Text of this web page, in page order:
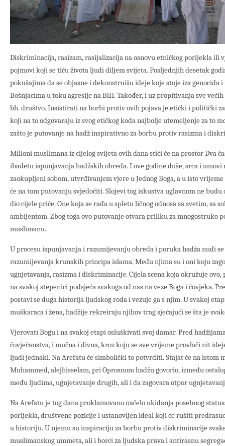
Diskriminacija, rasizam, rasijalizacija na osnovu etničkog porijekla ili
pojmovi koji se tiču života ljudi diljem svijeta. Posljednjih desetak
pokušajima da se objasne i dekonstruišu ideje koje stoje iza genocida
Bošnjacima u toku agresije na BiH. Također, i uz propitivanja sve
bh. društvo. Insistirati na borbi protiv ovih pojava je etički i politički
koji na to odgovaraju iz svog etičkog koda najbolje utemeljenje za to
zašto je putovanje na hadž inspirativno za borbu protiv rasizma i
Milioni muslimana iz cijelog svijeta ovih dana stići će na prostor Dva
ibadetu ispunjavanja hadžskih obreda. I ove godine duše, srca i
zaokupljeni sobom, utvrđivanjem vjere u Jednog Boga, a u isto vrijeme
će na tom putovanju svjedočiti. Slojevi tog iskustva uglavnom ne
dio cijele priče. One koja se rađa u spletu ličnog odnosa sa svetim, sa
ambijentom. Zbog toga ovo putovanje otvara priliku za mnogostruko
muslimanu.
U procesu ispunjavanja i razumijevanju obreda i poruka hadža nudi
razumijevanja krunskih principa islama. Među njima su i oni koju
ugnjetavanja, rasizma i diskriminacije. Cijela scena koja okružuje ovo,
na svakoj stepenici podsjeća svakoga od nas na veze Boga i čovjeka.
postavi se duga historija ljudskog roda i vezuje ga s njim. U svakoj
muškaraca i žena, hadžije rekreiraju njihov trag sjećajući se šta je
Vjerovati Bogu i na svakoj etapi osluškivati svoj damar. Pred
čovječanstva, i mučna i divna, kroz koju se sve vrijeme provlači nit
ljudi jednaki. Na Arefatu će simbolički to potvrditi. Stajat će na istom
Muhammed, alejhisselam, pri Oprosnom hadžu govorio, između
među ljudima, ugnjetavanje drugih, ali i da zagovara otpor
Na Arefatu je tog dana proklamovano načelo ukidanja posebnog
porijekla, društvene pozicije i ustanovljen ideal koji će rušiti
u historiju. U njemu su inspiraciju za borbu protiv diskriminacije
muslimanskog ummeta, ali i borci za ljudska prava i antirasnu